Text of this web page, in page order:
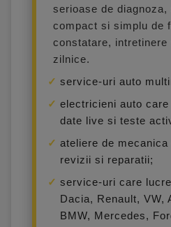
serioase de diagnoza,
compact si simplu de
constatare,
zilnice.
service-uri auto
electricieni auto
date live si teste
ateliere de
revizii si reparatii;
service-uri care
Dacia, Renault, VW,
BMW, Mercedes,